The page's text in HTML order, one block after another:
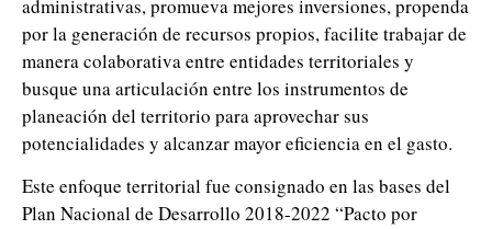
administrativas, promueva mejores inversiones, propenda
por la generación de recursos propios, facilite trabajar de
manera colaborativa entre entidades territoriales y
busque una articulación entre los instrumentos de
planeación del territorio para aprovechar sus
potencialidades y alcanzar mayor eficiencia en el gasto.
Este enfoque territorial fue consignado en las bases del
Plan Nacional de Desarrollo 2018-2022 “Pacto por